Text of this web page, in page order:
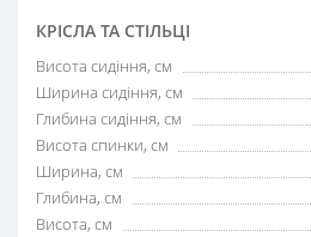
КРІСЛА ТА СТІЛЬЦІ
Висота сидіння, см
Ширина сидіння, см
Глибина сидіння, см
Висота спинки, см
Ширина, см
Глибина, см
Висота, см